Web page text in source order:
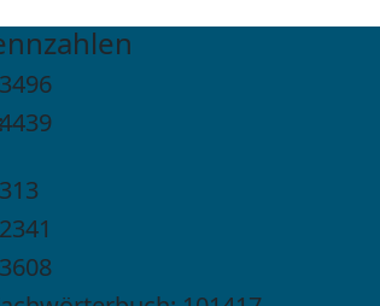
3496
4439
313
2341
3608